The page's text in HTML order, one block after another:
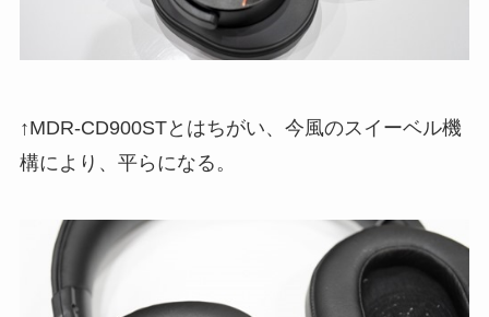
↑MDR-CD900STとはちがい、今風のスイーベル機
構により、平らになる。